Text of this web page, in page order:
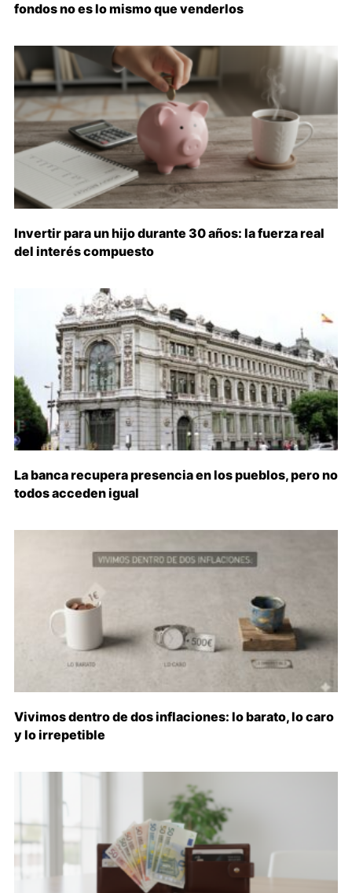
fondos no es lo mismo que venderlos
Invertir para un hijo durante 30 años: la fuerza real
del interés compuesto
La banca recupera presencia en los pueblos, pero no
todos acceden igual
Vivimos dentro de dos inflaciones: lo barato, lo caro
y lo irrepetible